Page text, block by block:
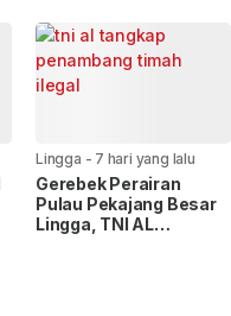
di Dabo
Lingga - 7 hari yang lalu
Gerebek Perairan
Pulau Pekajang Besar
Lingga, TNI AL